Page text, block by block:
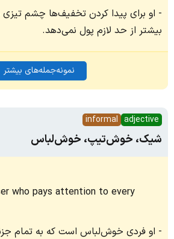
او برای پیدا کردن تخفیف‌ها چشم
بیشتر از حد لازم پول نمی‌دهد.
نمونه‌جمله‌های بیشتر
adjective
informal
شیک، خوش‌تیپ، خوش‌لباس
who pays attention to every
او فردی خوش‌لباس است که به تمام